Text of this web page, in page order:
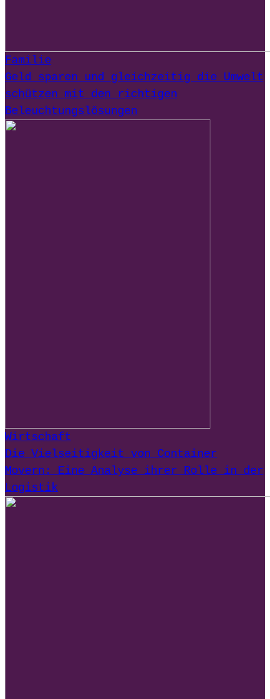
Familie
Geld sparen und gleichzeitig die Umwelt
schützen mit den richtigen
Beleuchtungslösungen
Wirtschaft
Die Vielseitigkeit von Container
Movern: Eine Analyse ihrer Rolle in der
Logistik